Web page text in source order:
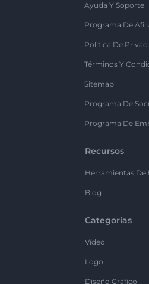
Ayuda Y Soporte
Programa De
Política De
Términos Y
Sitemap
Programa De
Programa De
Recursos
Herramientas De
Blog
Categorías
Vídeo
Logo
Diseño Gráfico